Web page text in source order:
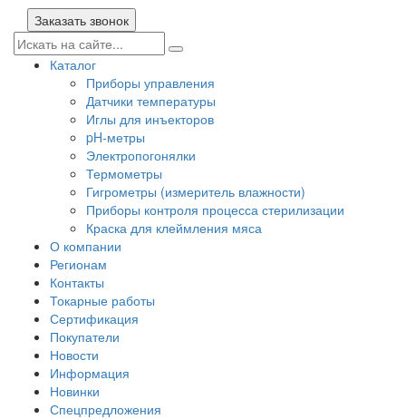
Заказать звонок
Каталог
Приборы управления
Датчики температуры
Иглы для инъекторов
pH-метры
Электропогонялки
Термометры
Гигрометры (измеритель влажности)
Приборы контроля процесса стерилизации
Краска для клеймления мяса
О компании
Регионам
Контакты
Токарные работы
Сертификация
Покупатели
Новости
Информация
Новинки
Спецпредложения